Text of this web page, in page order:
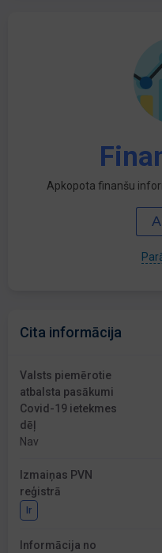
Apkopota finanšu
Cita informācija
Valsts piemērotie
atbalsta pasākumi
Covid-19 ietekmes
dēļ
Nav
Izmaiņas PVN
reģistrā
Ir
Informācija no